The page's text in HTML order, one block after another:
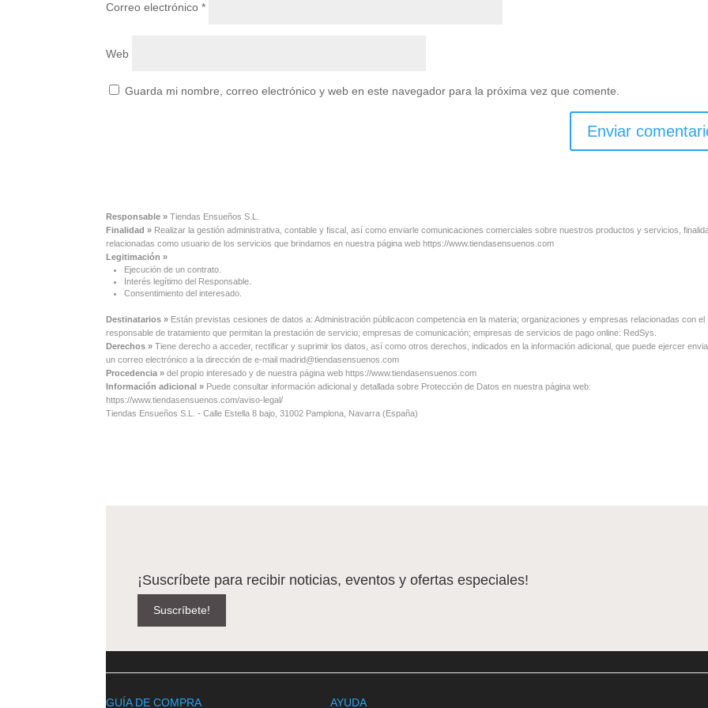
Correo electrónico*
Web
Guarda mi nombre, correo electrónico y web en este navegador para la próxima vez que comente.
Responsable » Tiendas Ensueños S.L.
Finalidad » Realizar la gestión administrativa, contable y fiscal, así como enviarle comunicaciones comerciales sobre nuestros productos y servicios,
relacionadas como usuario de los servicios que brindamos en nuestra página web https://www.tiendasensuenos.com
Legitimación »
Ejecución de un contrato.
Interés legítimo del Responsable.
Consentimiento del interesado.
Destinatarios » Están previstas cesiones de datos a: Administración públicacon competencia en la materia; organizaciones y empresas relacionadas con el
responsable de tratamiento que permitan la prestación de servicio; empresas de comunicación; empresas de servicios de pago online: RedSys.
Derechos » Tiene derecho a acceder, rectificar y suprimir los datos, así como otros derechos, indicados en la información adicional, que puede ejercer
un correo electrónico a la dirección de e-mail madrid@tiendasensuenos.com
Procedencia » del propio interesado y de nuestra página web https://www.tiendasensuenos.com
Información adicional » Puede consultar información adicional y detallada sobre Protección de Datos en nuestra página web:
https://www.tiendasensuenos.com/aviso-legal/
Tiendas Ensueños S.L. - Calle Estella 8 bajo, 31002 Pamplona, Navarra (España)
¡Suscríbete para recibir noticias, eventos y ofertas especiales!
Suscríbete!
GUÍA DE COMPRA AYUDA